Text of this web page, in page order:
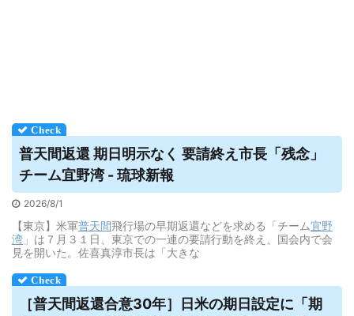
普天間返還 期日明示なく 要請終え市長「残念」
チーム宜野湾 - 琉球新報
2026/8/1
【東京】米軍普天間飛行場の早期返還などを求める「チーム宜野
湾 」は７月３１日、東京での一連の要請行動を終え、国会内で会
見を開いた。佐喜真淳市長は「大きな
［普天間返還合意30年］日米の期日設定に「期